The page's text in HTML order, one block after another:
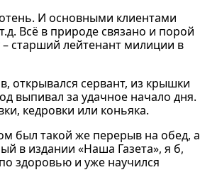
И основными клиентами
Всё в природе связано и порой
– старший лейтенант милиции в
открывался сервант, из крышки
выпивал за удачное начало дня.
кедровки или коньяка.
был такой же перерыв на обед, а
в издании «Наша Газета», я б,
здоровью и уже научился